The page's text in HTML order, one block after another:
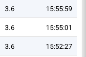
15:55:59
3.6
15:55:01
3.6
15:52:27
3.6